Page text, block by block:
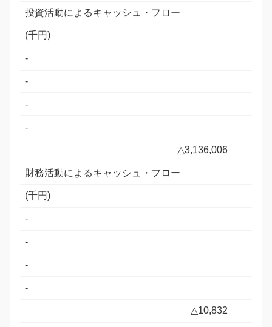
投資活動によるキャッシュ・フロー
(千円)
-
-
-
-
△3,136,006
財務活動によるキャッシュ・フロー
(千円)
-
-
-
-
△10,832